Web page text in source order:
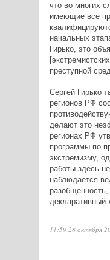
что во многих
имеющие все
начальных
Гирько, это
преступной
Сергей Гирько
регионов РФ
делают это
регионах РФ
программы по
экстремизму,
работы здесь
наблюдается
декларативный
11:59 28 октября